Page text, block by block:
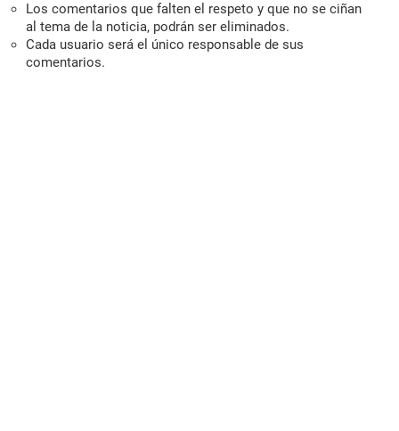
Los comentarios que falten el respeto y que no se ciñan
al tema de la noticia, podrán ser eliminados.
Cada usuario será el único responsable de sus
comentarios.